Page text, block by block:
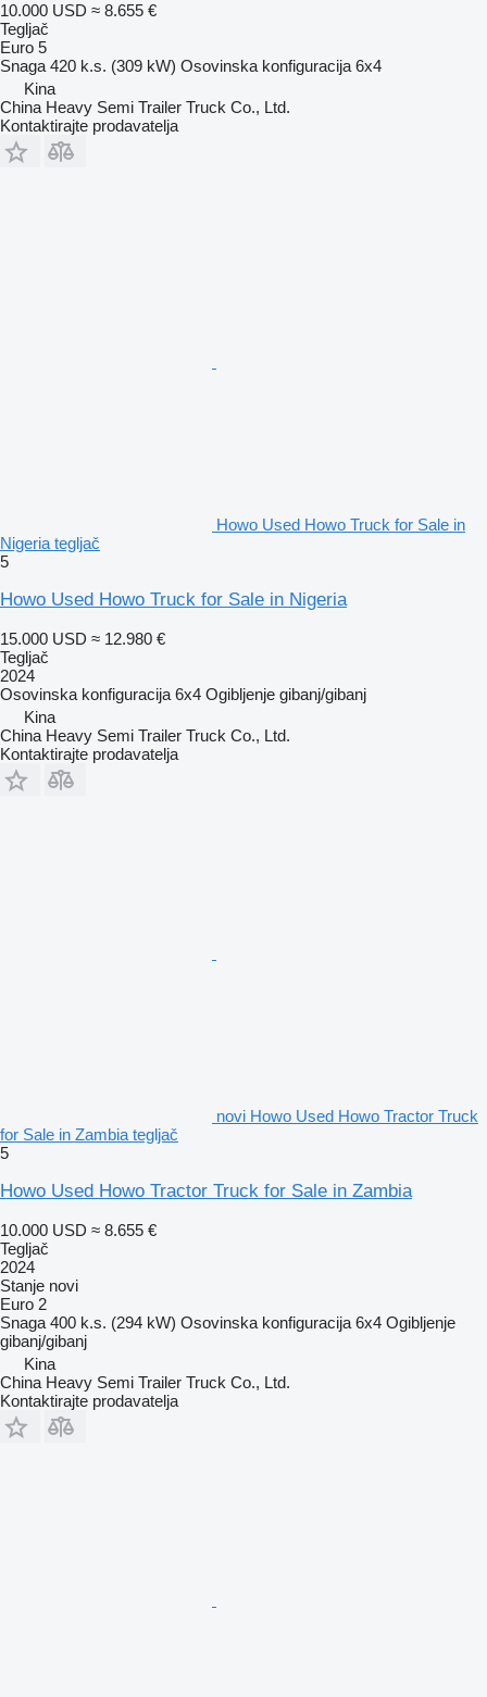
10.000 USD ≈ 8.655 €
Tegljač
Euro 5
Snaga 420 k.s. (309 kW) Osovinska konfiguracija 6x4
Kina
China Heavy Semi Trailer Truck Co., Ltd.
Kontaktirajte prodavatelja
Howo Used Howo Truck for Sale in
Nigeria tegljač
5
Howo Used Howo Truck for Sale in Nigeria
15.000 USD ≈ 12.980 €
Tegljač
2024
Osovinska konfiguracija 6x4 Ogibljenje gibanj/gibanj
Kina
China Heavy Semi Trailer Truck Co., Ltd.
Kontaktirajte prodavatelja
novi Howo Used Howo Tractor Truck
for Sale in Zambia tegljač
5
Howo Used Howo Tractor Truck for Sale in Zambia
10.000 USD ≈ 8.655 €
Tegljač
2024
Stanje novi
Euro 2
Snaga 400 k.s. (294 kW) Osovinska konfiguracija 6x4 Ogibljenje
gibanj/gibanj
Kina
China Heavy Semi Trailer Truck Co., Ltd.
Kontaktirajte prodavatelja